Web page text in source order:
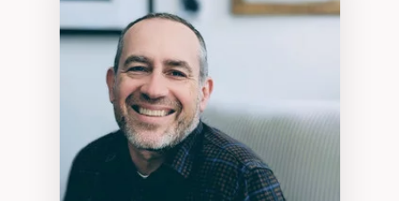
Pédagogies critiques et justice sociale
Éthique relationnelle et sollicitude en
éducation
Décolonisation et autochtonisation de la
formation à l’enseignement
Littératie et didactique du français
Éducation inclusive
Formation à l’enseignement en contexte
francophone minoritaire
Identité linguistique et culturelle
Recherche-action et approches
participatives
Leadership éducatif et pratiques réflexives
Éducation durable et bien-être en